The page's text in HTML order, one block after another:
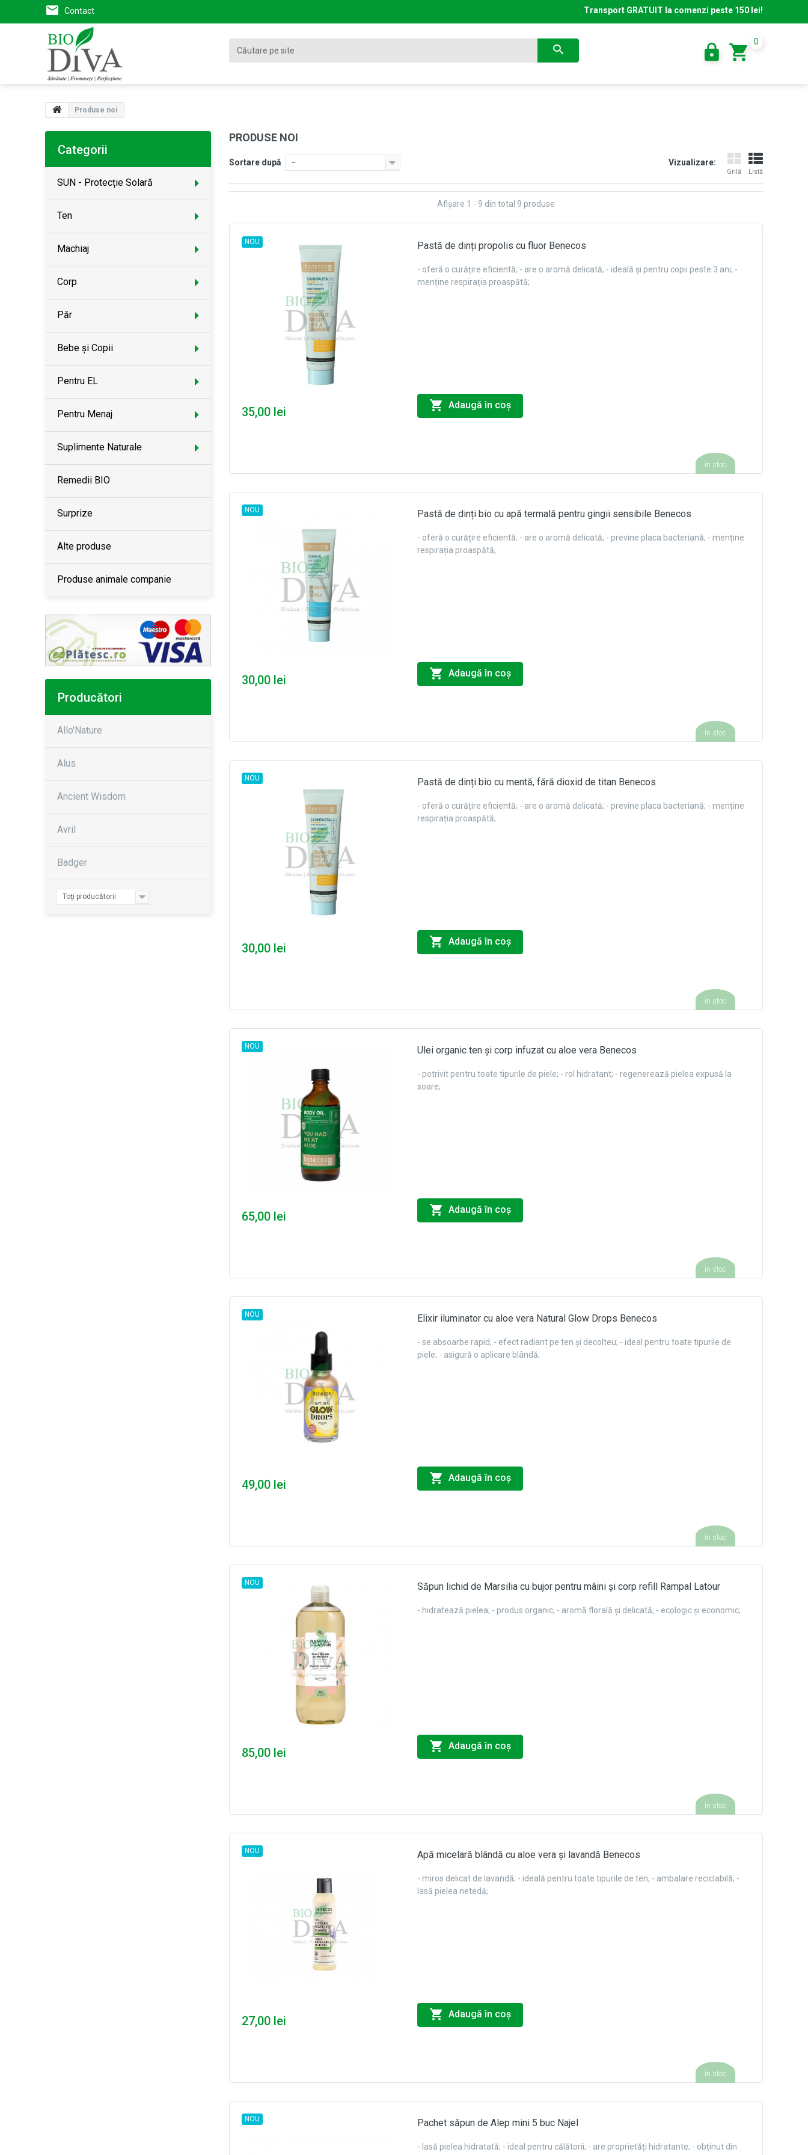
Contact Transport GRATUIT la comenzi peste 150 lei!
0
Produse noi
PRODUSE NOI
Vizualizare:
Grilă Listă
Sortare după --
Afişare 1 - 9 din total 9 produse
NOU Pastă de dinți propolis cu fluor Benecos
- oferă o curățire eficientă; - are o aromă delicată; - ideală și pentru copii peste 3 ani; -
menține respirația proaspătă;
35,00 lei Adaugă în coş
în stoc
NOU Pastă de dinți bio cu apă termală pentru gingii sensibile Benecos
- oferă o curățire eficientă; - are o aromă delicată; - previne placa bacteriană; - menține
respirația proaspătă;
30,00 lei Adaugă în coş
în stoc
NOU Pastă de dinți bio cu mentă, fără dioxid de titan Benecos
- oferă o curățire eficientă; - are o aromă delicată; - previne placa bacteriană; - menține
respirația proaspătă;
30,00 lei Adaugă în coş
în stoc
NOU Ulei organic ten și corp infuzat cu aloe vera Benecos
- potrivit pentru toate tipurile de piele; - rol hidratant; - regenerează pielea expusă la
soare;
65,00 lei Adaugă în coş
în stoc
NOU Elixir iluminator cu aloe vera Natural Glow Drops Benecos
- se absoarbe rapid; - efect radiant pe ten și decolteu; - ideal pentru toate tipurile de
piele; - asigură o aplicare blândă;
49,00 lei Adaugă în coş
în stoc
NOU Săpun lichid de Marsilia cu bujor pentru mâini și corp refill Rampal Latour
- hidratează pielea; - produs organic; - aromă florală și delicată; - ecologic și economic;
85,00 lei Adaugă în coş
în stoc
NOU Apă micelară blândă cu aloe vera și lavandă Benecos
- miros delicat de lavandă; - ideală pentru toate tipurile de ten; - ambalare reciclabilă; -
lasă pielea netedă;
27,00 lei Adaugă în coş
în stoc
NOU Pachet săpun de Alep mini 5 buc Najel
- lasă pielea hidratată; - ideal pentru călătorii; - are proprietăți hidratante; - obținut din
Categorii
SUN - Protecție Solară
Ten
Machiaj
Corp
Păr
Bebe și Copii
Pentru EL
Pentru Menaj
Suplimente Naturale
Remedii BIO
Surprize
Alte produse
Produse animale companie
Producători
Allo'Nature
Alus
Ancient Wisdom
Avril
Badger
Toţi producătorii